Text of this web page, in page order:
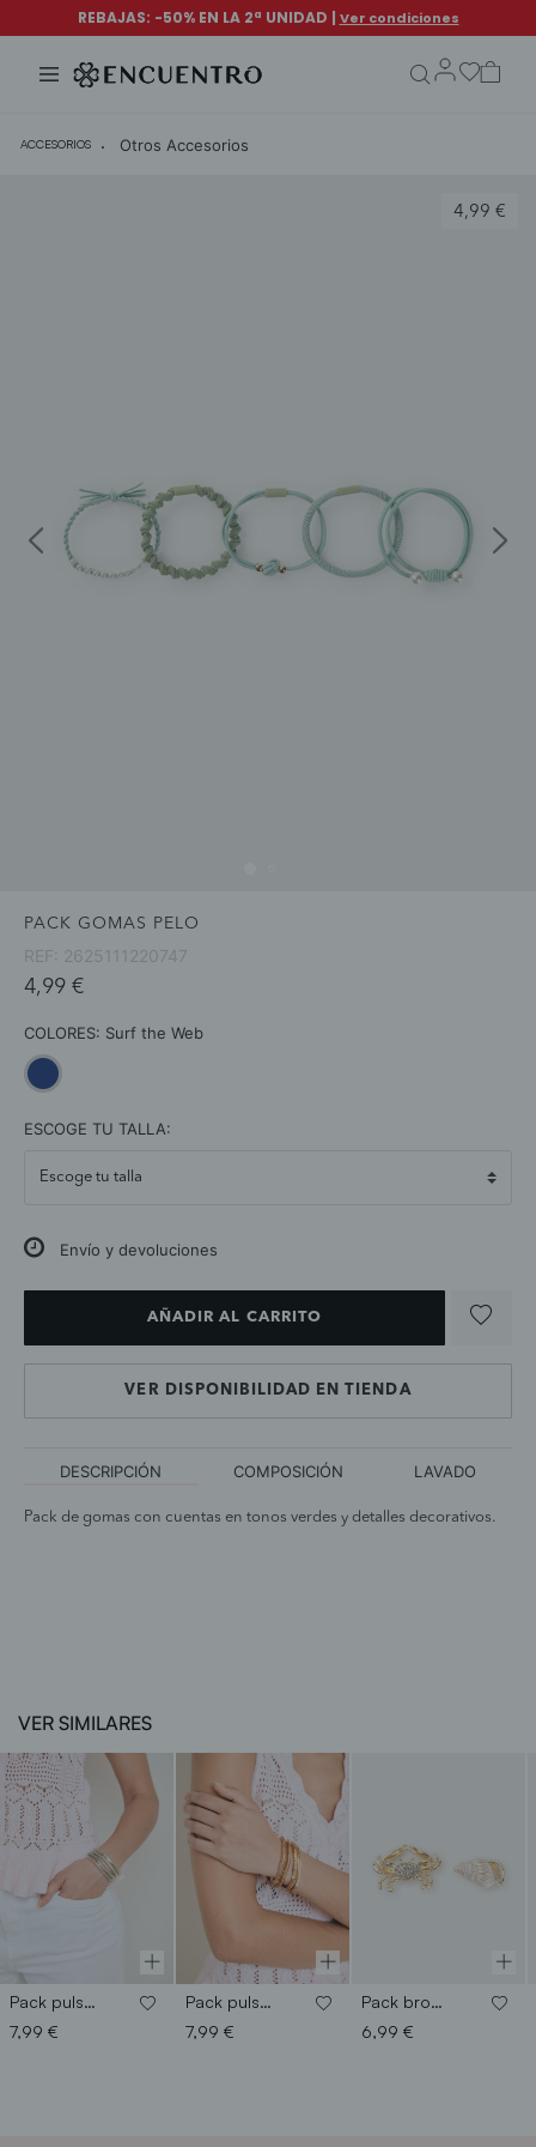
ACCESORIOS Otros Accesorios
4,99 €
PACK GOMAS PELO
REF: 2625111220747
4,99 €
COLORES: Surf the Web
ESCOGE TU TALLA:
Envío y devoluciones
AÑADIR AL CARRITO
VER DISPONIBILIDAD EN TIENDA
DESCRIPCIÓN COMPOSICIÓN LAVADO
Pack de gomas con cuentas en tonos verdes y detalles decorativos.
VER SIMILARES
Pack pulseras plateadas
7,99 €
Pack pulseras doradas
7,99 €
Pack broches animal
6,99 €